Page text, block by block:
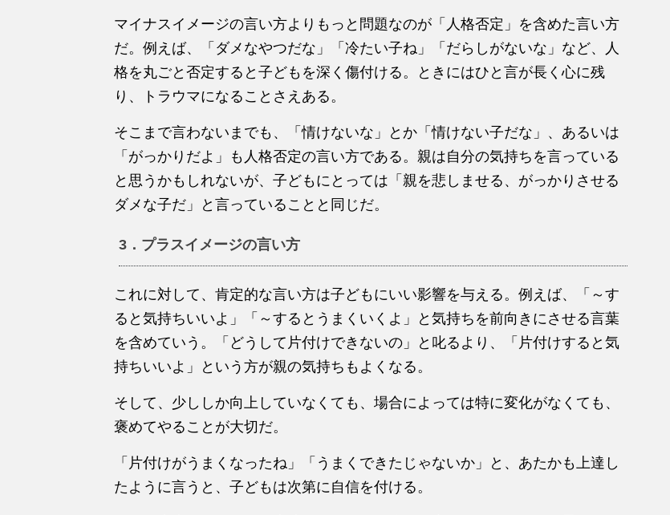
マイナスイメージの言い方よりもっと問題なのが「人格否定」を含めた言い方
だ。例えば、「ダメなやつだな」「冷たい子ね」「だらしがないな」など、人
格を丸ごと否定すると子どもを深く傷付ける。ときにはひと言が長く心に残
り、トラウマになることさえある。
そこまで言わないまでも、「情けないな」とか「情けない子だな」、あるいは
「がっかりだよ」も人格否定の言い方である。親は自分の気持ちを言っている
と思うかもしれないが、子どもにとっては「親を悲しませる、がっかりさせる
ダメな子だ」と言っていることと同じだ。
3．プラスイメージの言い方
これに対して、肯定的な言い方は子どもにいい影響を与える。例えば、「～す
ると気持ちいいよ」「～するとうまくいくよ」と気持ちを前向きにさせる言葉
を含めていう。「どうして片付けできないの」と叱るより、「片付けすると気
持ちいいよ」という方が親の気持ちもよくなる。
そして、少ししか向上していなくても、場合によっては特に変化がなくても、
褒めてやることが大切だ。
「片付けがうまくなったね」「うまくできたじゃないか」と、あたかも上達し
たように言うと、子どもは次第に自信を付ける。